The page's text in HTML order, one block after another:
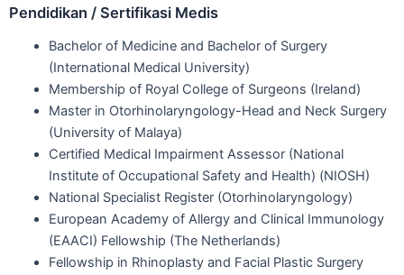
Pendidikan / Sertifikasi Medis
Bachelor of Medicine and Bachelor of Surgery
(International Medical University)
Membership of Royal College of Surgeons (Ireland)
Master in Otorhinolaryngology-Head and Neck Surgery
(University of Malaya)
Certified Medical Impairment Assessor (National
Institute of Occupational Safety and Health) (NIOSH)
National Specialist Register (Otorhinolaryngology)
European Academy of Allergy and Clinical Immunology
(EAACI) Fellowship (The Netherlands)
Fellowship in Rhinoplasty and Facial Plastic Surgery